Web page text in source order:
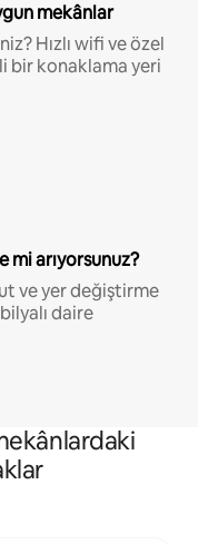
mekânlar
Hızlı wifi ve özel
bir konaklama yeri
mi arıyorsunuz?
ve yer değiştirme
daire